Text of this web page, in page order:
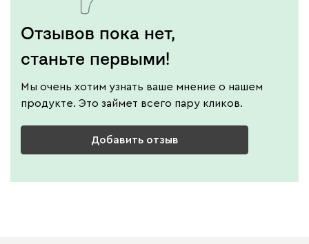
Отзывов пока нет,
станьте первыми!
Мы очень хотим узнать ваше мнение о нашем
продукте. Это займет всего пару кликов.
Добавить отзыв